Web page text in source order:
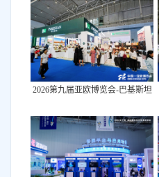
2026第九届亚欧博览会-巴基斯坦